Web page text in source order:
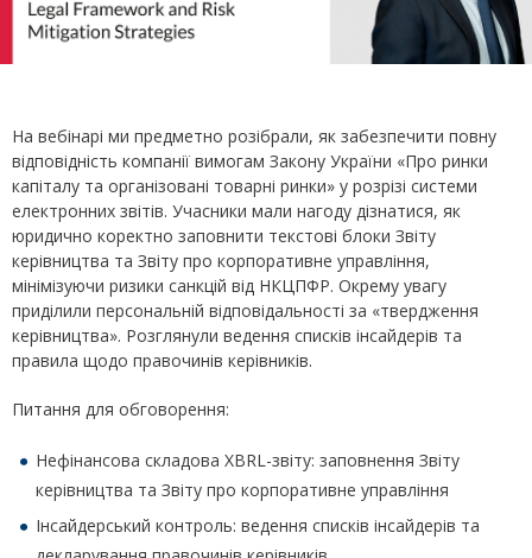
На вебінарі ми предметно розібрали, як забезпечити повну
відповідність компанії вимогам Закону України «Про ринки
капіталу та організовані товарні ринки» у розрізі системи
електронних звітів. Учасники мали нагоду дізнатися, як
юридично коректно заповнити текстові блоки Звіту
керівництва та Звіту про корпоративне управління,
мінімізуючи ризики санкцій від НКЦПФР. Окрему увагу
приділили персональній відповідальності за «твердження
керівництва». Розглянули ведення списків інсайдерів та
правила щодо правочинів керівників.
Питання для обговорення:
Нефінансова складова XBRL-звіту: заповнення Звіту
керівництва та Звіту про корпоративне управління
Інсайдерський контроль: ведення списків інсайдерів та